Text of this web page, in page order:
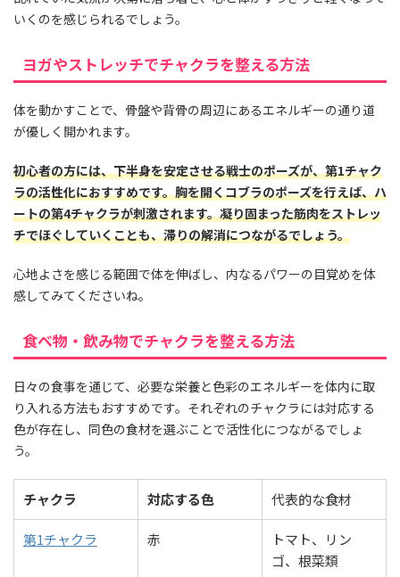
いくのを感じられるでしょう。
ヨガやストレッチでチャクラを整える方法
体を動かすことで、骨盤や背骨の周辺にあるエネルギーの通り道
が優しく開かれます。
初心者の方には、下半身を安定させる戦士のポーズが、第1チャク
ラの活性化におすすめです。胸を開くコブラのポーズを行えば、ハ
ートの第4チャクラが刺激されます。凝り固まった筋肉をストレッ
チでほぐしていくことも、滞りの解消につながるでしょう。
心地よさを感じる範囲で体を伸ばし、内なるパワーの目覚めを体
感してみてくださいね。
食べ物・飲み物でチャクラを整える方法
日々の食事を通じて、必要な栄養と色彩のエネルギーを体内に取
り入れる方法もおすすめです。それぞれのチャクラには対応する
色が存在し、同色の食材を選ぶことで活性化につながるでしょ
う。
チャクラ 対応する色 代表的な食材
第1チャクラ 赤
トマト、リン
ゴ、根菜類